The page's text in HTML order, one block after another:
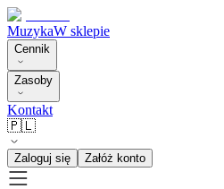
MuzykaW sklepie
Cennik
Zasoby
Kontakt
🇵🇱
Zaloguj się Załóż konto